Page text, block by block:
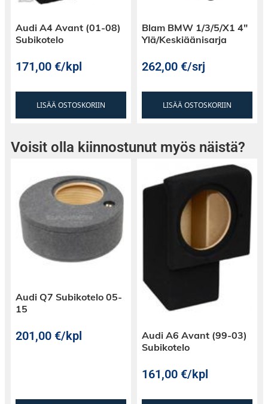
Audi A4 Avant (01-08)
Subikotelo
171,00€/kpl
LISÄÄ OSTOSKORIIN
Blam BMW 1/3/5/X1 4″
Ylä/Keskiäänisarja
262,00€/srj
LISÄÄ OSTOSKORIIN
Voisit olla kiinnostunut myös näistä?
Audi Q7 Subikotelo 05-
15
201,00€/kpl
Audi A6 Avant (99-03)
Subikotelo
161,00€/kpl